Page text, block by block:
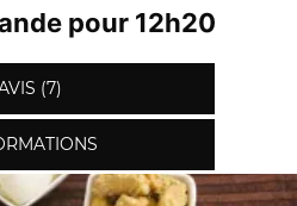
pour 12h20
(7)